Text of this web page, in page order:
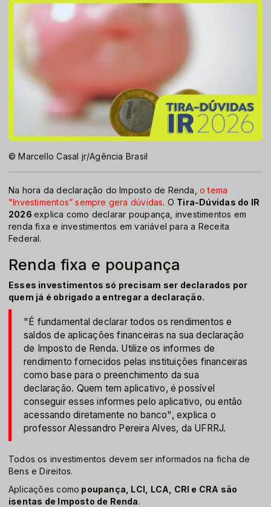
© Marcello Casal jr/Agência Brasil
Na hora da declaração do Imposto de Renda,o tema
"Investimentos” sempre gera dúvidas. O Tira-Dúvidas do IR
2026explica como declarar poupança, investimentos em
renda fixa e investimentos em variável para a Receita
Federal.
Renda fixa e poupança
Esses investimentos só precisam ser declarados por
quem já é obrigado a entregar a declaração.
"É fundamental declarar todos os rendimentos e
saldos de aplicações financeiras na sua declaração
de Imposto de Renda. Utilize os informes de
rendimento fornecidos pelas instituições financeiras
como base para o preenchimento da sua
declaração. Quem tem aplicativo, é possível
conseguir esses informes pelo aplicativo, ou então
acessando diretamente no banco", explica o
professor Alessandro Pereira Alves, da UFRRJ.
Todos os investimentos devem ser informados na ficha de
Bens e Direitos.
Aplicações como poupança, LCI, LCA, CRI e CRA são
isentas de Imposto de Renda.